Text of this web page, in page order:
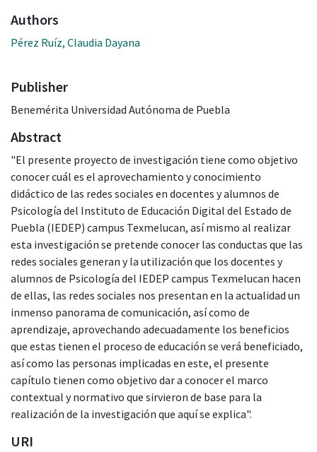
Authors
Pérez Ruíz, Claudia Dayana
Publisher
Benemérita Universidad Autónoma de Puebla
Abstract
"El presente proyecto de investigación tiene como objetivo
conocer cuál es el aprovechamiento y conocimiento
didáctico de las redes sociales en docentes y alumnos de
Psicología del Instituto de Educación Digital del Estado de
Puebla (IEDEP) campus Texmelucan, así mismo al realizar
esta investigación se pretende conocer las conductas que las
redes sociales generan y la utilización que los docentes y
alumnos de Psicología del IEDEP campus Texmelucan hacen
de ellas, las redes sociales nos presentan en la actualidad un
inmenso panorama de comunicación, así como de
aprendizaje, aprovechando adecuadamente los beneficios
que estas tienen el proceso de educación se verá beneficiado,
así como las personas implicadas en este, el presente
capítulo tienen como objetivo dar a conocer el marco
contextual y normativo que sirvieron de base para la
realización de la investigación que aquí se explica".
URI